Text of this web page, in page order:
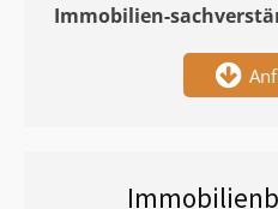
Immobilien-